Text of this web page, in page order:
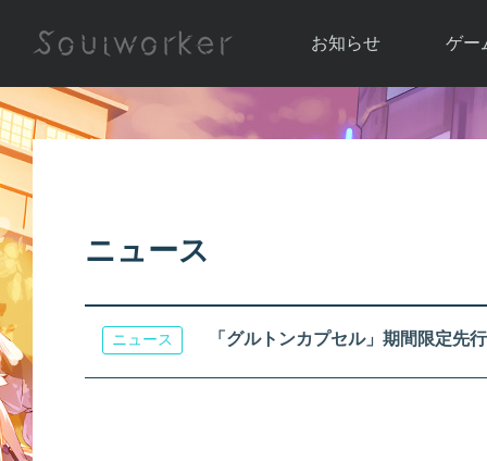
お知らせ
お知らせ一覧
ゲー
ソウ
アップ
ニュース
ニュース 「グルトンカプセル」期間限定先